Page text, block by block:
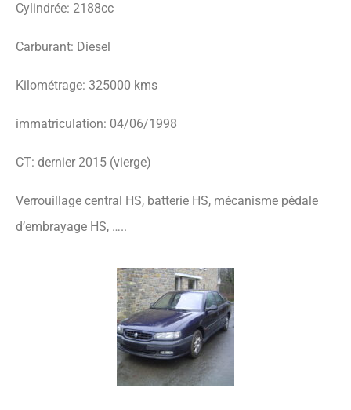
Cylindrée: 2188cc
Carburant: Diesel
Kilométrage: 325000 kms
immatriculation: 04/06/1998
CT: dernier 2015 (vierge)
Verrouillage central HS, batterie HS, mécanisme pédale
d’embrayage HS, …..